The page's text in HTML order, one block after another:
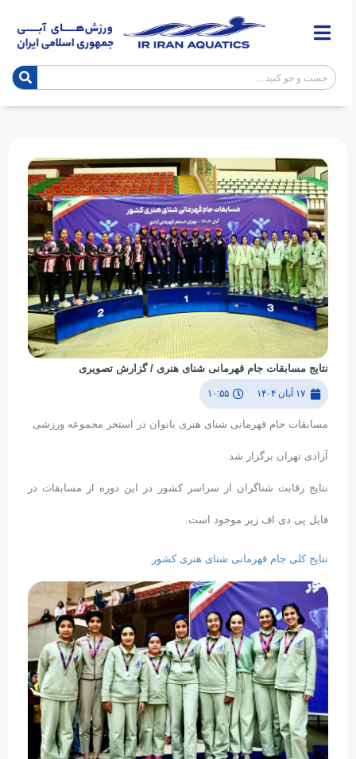
نتایج مسابقات جام قهرمانی شنای هنری / گزارش تصویری
۱۷ آبان ۱۴۰۴ ۱۰:۵۵
مسابقات جام قهرمانی شنای هنری بانوان در استخر مجموعه ورزشی
آزادی تهران برگزار شد.
نتایج رقابت شناگران از سراسر کشور در این دوره از مسابقات در
فایل پی دی اف زیر موجود است.
نتایج کلی جام قهرمانی شنای هنری کشور